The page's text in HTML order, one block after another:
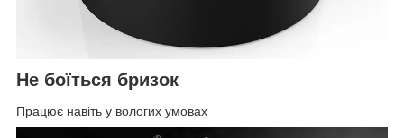
Не боїться бризок
Працює навіть у вологих умовах